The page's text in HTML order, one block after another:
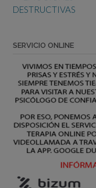
de
DESTRUCTIVAS
SERVICIO ONLINE